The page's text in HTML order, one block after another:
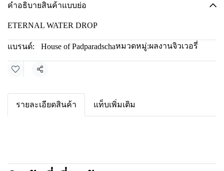
คำอธิบายสินค้าแบบย่อ
ETERNAL WATER DROP
แบรนด์: House of Padparadschaหมวดหมู่:ผลงานจิวเวอรี่
แชร์
รายละเอียดสินค้า แท็บเพิ่มเติม